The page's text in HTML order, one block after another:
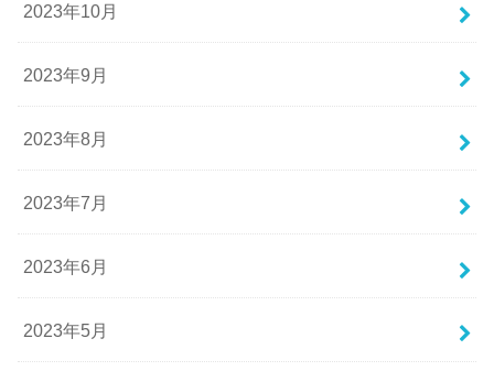
2023年10月
2023年9月
2023年8月
2023年7月
2023年6月
2023年5月